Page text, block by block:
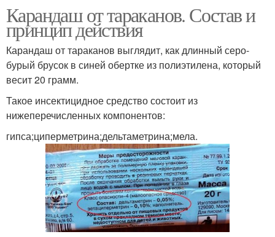
Карандаш от тараканов. Состав и
принцип действия
Карандаш от тараканов выглядит, как длинный серо-
бурый брусок в синей обертке из полиэтилена, который
весит 20 грамм.
Такое инсектицидное средство состоит из
нижеперечисленных компонентов:
гипса;циперметрина;дельтаметрина;мела.